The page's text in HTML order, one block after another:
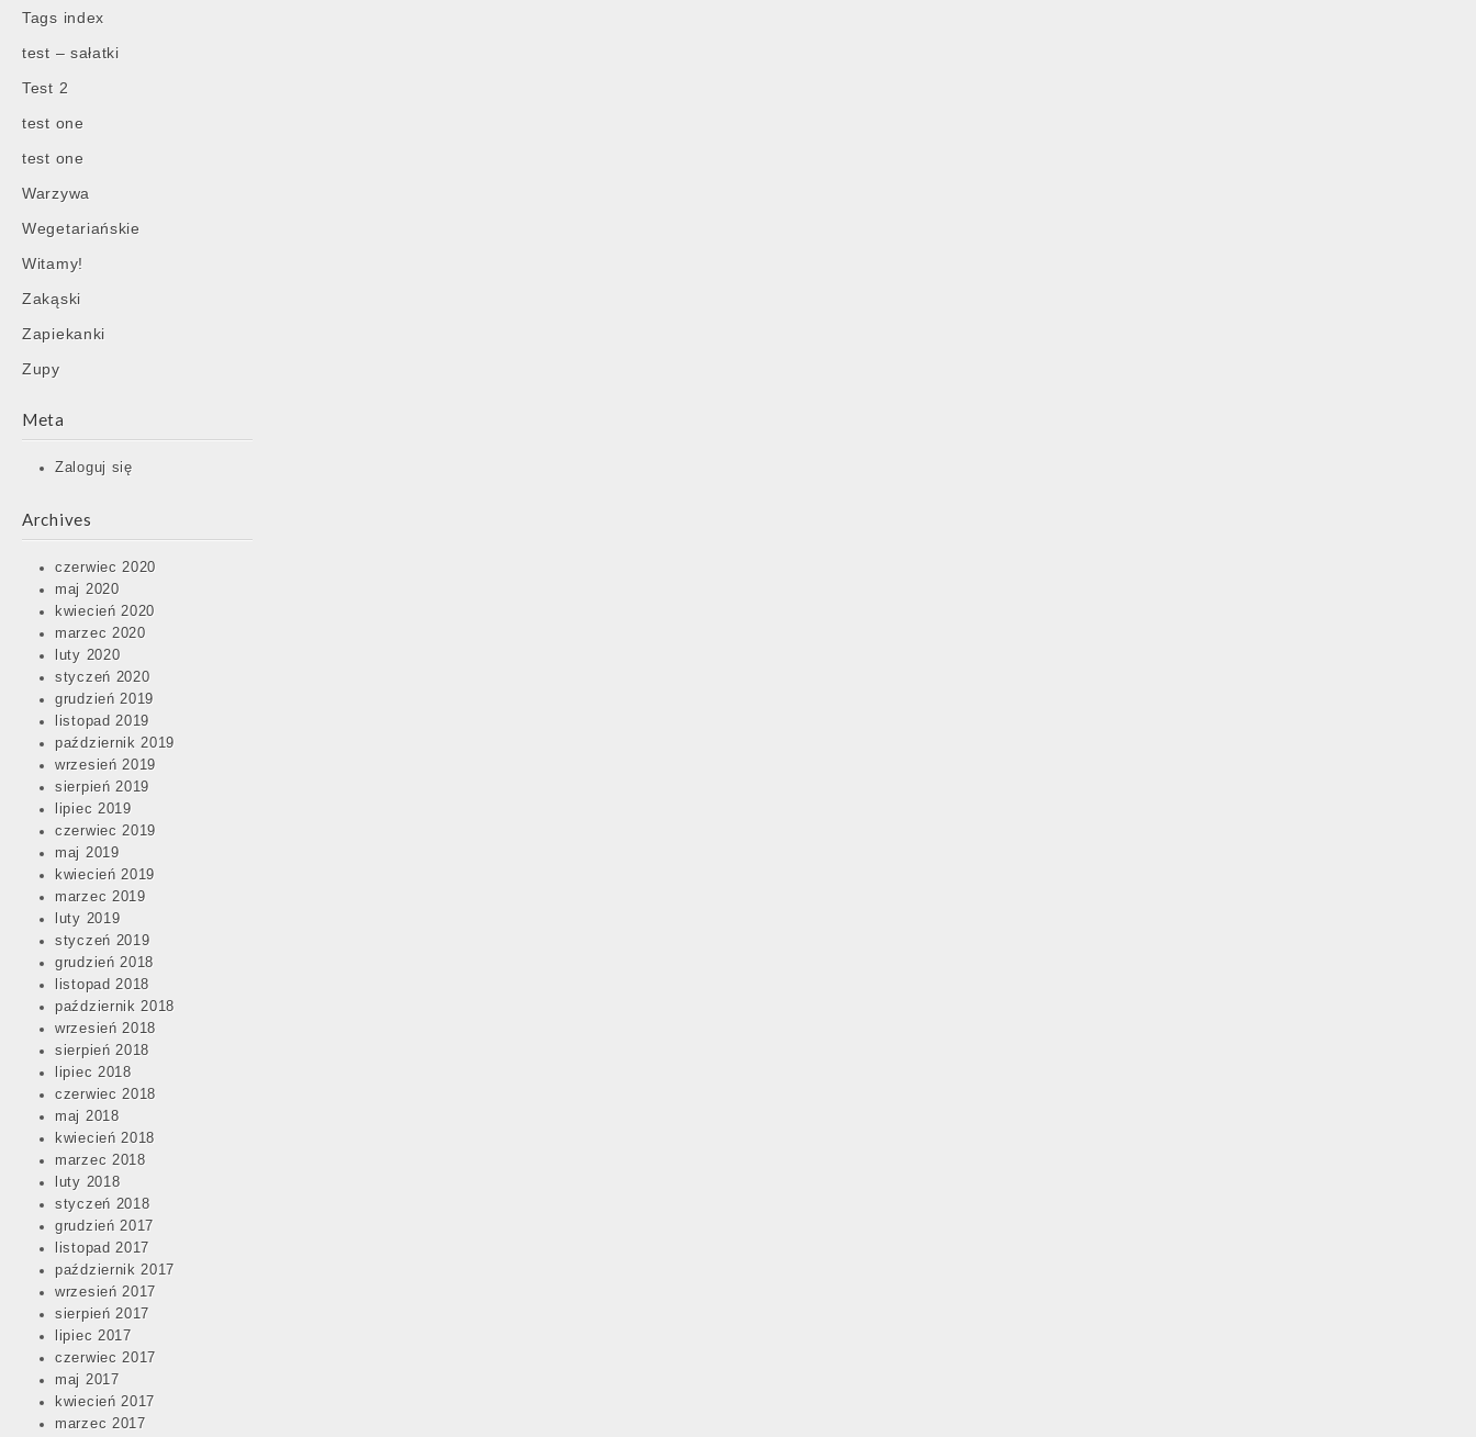
Tags index
test – sałatki
Test 2
test one
test one
Warzywa
Wegetariańskie
Witamy!
Zakąski
Zapiekanki
Zupy
Meta
Zaloguj się
Archives
czerwiec 2020
maj 2020
kwiecień 2020
marzec 2020
luty 2020
styczeń 2020
grudzień 2019
listopad 2019
październik 2019
wrzesień 2019
sierpień 2019
lipiec 2019
czerwiec 2019
maj 2019
kwiecień 2019
marzec 2019
luty 2019
styczeń 2019
grudzień 2018
listopad 2018
październik 2018
wrzesień 2018
sierpień 2018
lipiec 2018
czerwiec 2018
maj 2018
kwiecień 2018
marzec 2018
luty 2018
styczeń 2018
grudzień 2017
listopad 2017
październik 2017
wrzesień 2017
sierpień 2017
lipiec 2017
czerwiec 2017
maj 2017
kwiecień 2017
marzec 2017